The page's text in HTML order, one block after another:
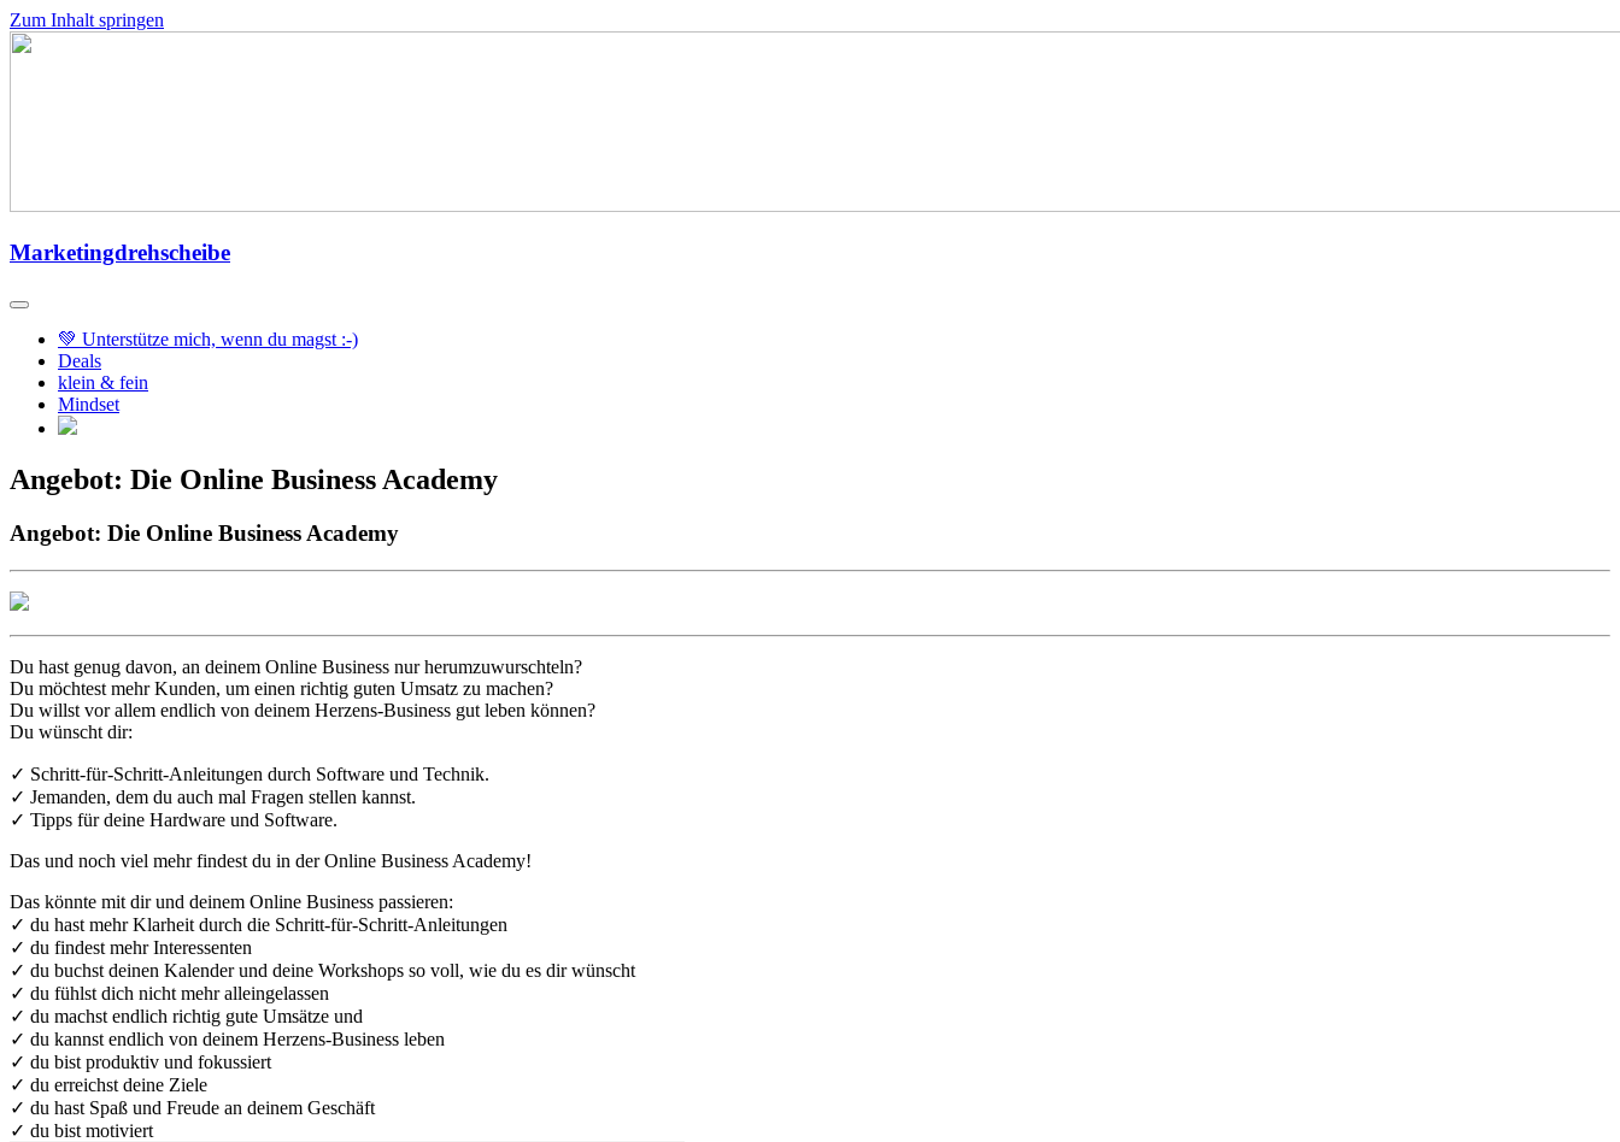
Zum Inhalt springen
Marketingdrehscheibe
💚 Unterstütze mich, wenn du magst :-)
Deals
klein & fein
Mindset
Angebot: Die Online Business Academy
Angebot: Die Online Business Academy
Du hast genug davon, an deinem Online Business nur herumzuwurschteln?
Du möchtest mehr Kunden, um einen richtig guten Umsatz zu machen?
Du willst vor allem endlich von deinem Herzens-Business gut leben können?
Du wünscht dir:
✓ Schritt-für-Schritt-Anleitungen durch Software und Technik.
✓ Jemanden, dem du auch mal Fragen stellen kannst.
✓ Tipps für deine Hardware und Software.
Das und noch viel mehr findest du in der Online Business Academy!
Das könnte mit dir und deinem Online Business passieren:
✓ du hast mehr Klarheit durch die Schritt-für-Schritt-Anleitungen
✓ du findest mehr Interessenten
✓ du buchst deinen Kalender und deine Workshops so voll, wie du es dir wünscht
✓ du fühlst dich nicht mehr alleingelassen
✓ du machst endlich richtig gute Umsätze und
✓ du kannst endlich von deinem Herzens-Business leben
✓ du bist produktiv und fokussiert
✓ du erreichst deine Ziele
✓ du hast Spaß und Freude an deinem Geschäft
✓ du bist motiviert